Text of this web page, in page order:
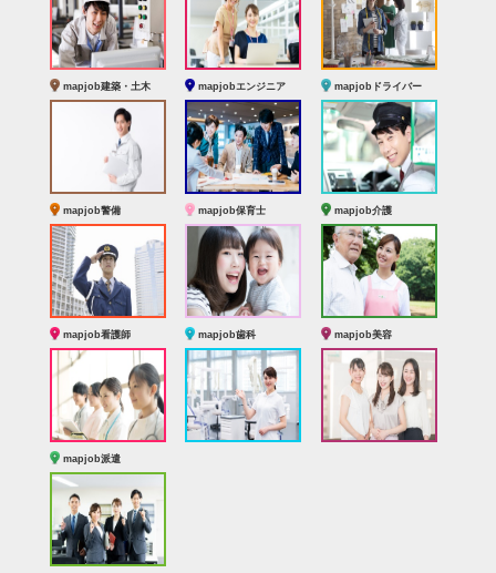
mapjob建築・土木 mapjobエンジニア mapjobドライバー
mapjob警備 mapjob保育士 mapjob介護
mapjob看護師 mapjob歯科 mapjob美容
mapjob派遣